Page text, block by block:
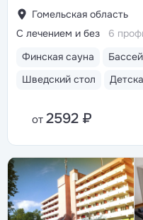
Гомельская область
Финская сауна
Шведский стол
С лечением и без 6
от 2592 ₽